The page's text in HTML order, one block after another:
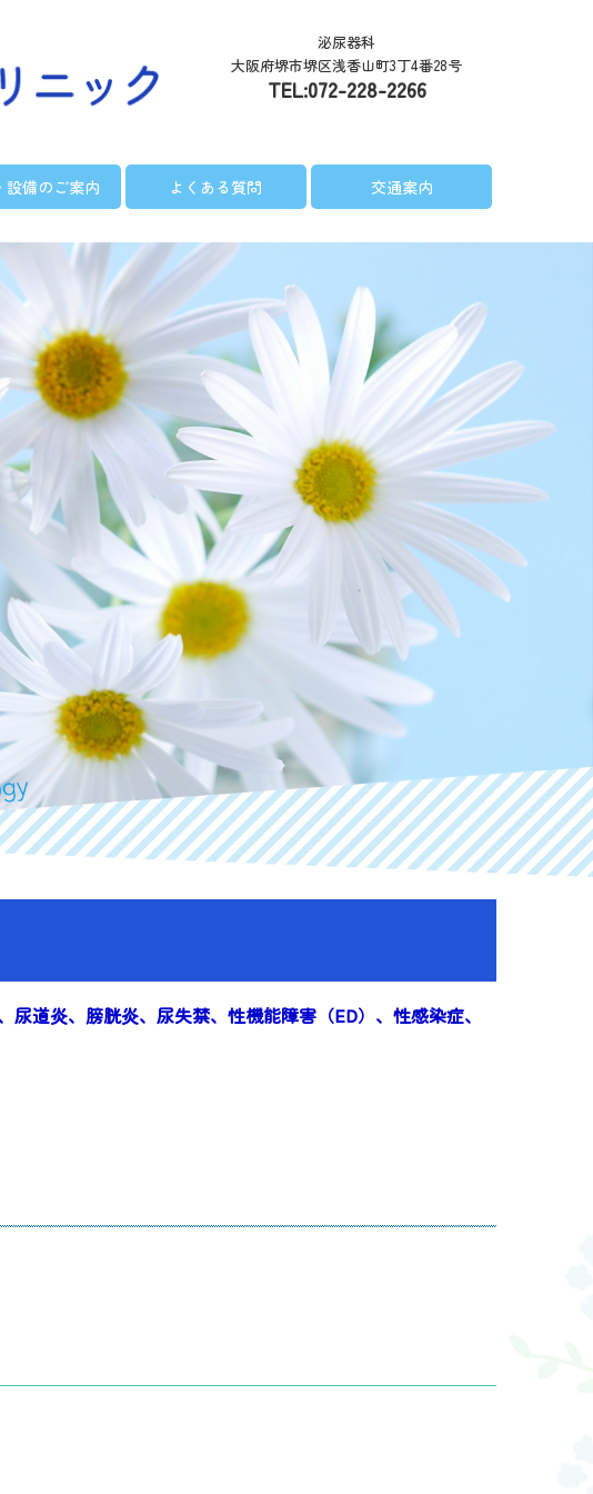
泌尿器科
大阪府堺市堺区浅香山町3丁4番28号
TEL:072-228-2266
設備のご案内 よくある質問 交通案内
道炎、膀胱炎、尿失禁、性機能障害（ED）、性感染症、